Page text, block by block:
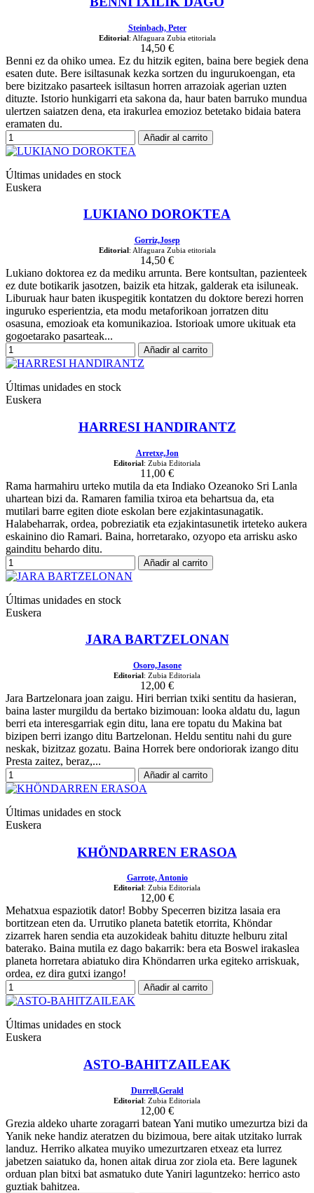
Steinbach, Peter
Editorial: Alfaguara Zubia etitoriala
14,50 €
Benni ez da ohiko umea. Ez du hitzik egiten, baina bere begiek dena
esaten dute. Bere isiltasunak kezka sortzen du ingurukoengan, eta
bere bizitzako pasarteek isiltasun horren arrazoiak agerian uzten
dituzte. Istorio hunkigarri eta sakona da, haur baten barruko mundua
ulertzen saiatzen dena, eta irakurlea emozioz betetako bidaia batera
eramaten du.
Añadir al carrito
Últimas unidades en stock
Euskera
LUKIANO DOROKTEA
Gorriz,Josep
Editorial: Alfaguara Zubia etitoriala
14,50 €
Lukiano doktorea ez da mediku arrunta. Bere kontsultan, pazienteek
ez dute botikarik jasotzen, baizik eta hitzak, galderak eta isiluneak.
Liburuak haur baten ikuspegitik kontatzen du doktore berezi horren
inguruko esperientzia, eta modu metaforikoan jorratzen ditu
osasuna, emozioak eta komunikazioa. Istorioak umore ukituak eta
gogoetarako pasarteak...
Añadir al carrito
Últimas unidades en stock
Euskera
HARRESI HANDIRANTZ
Arretxe,Jon
Editorial: Zubia Editoriala
11,00 €
Rama harmahiru urteko mutila da eta Indiako Ozeanoko Sri Lanla
uhartean bizi da. Ramaren familia txiroa eta behartsua da, eta
mutilari barre egiten diote eskolan bere ezjakintasunagatik.
Halabeharrak, ordea, pobreziatik eta ezjakintasunetik irteteko aukera
eskainino dio Ramari. Baina, horretarako, ozyopo eta arrisku asko
gainditu behardo ditu.
Añadir al carrito
Últimas unidades en stock
Euskera
JARA BARTZELONAN
Osoro,Jasone
Editorial: Zubia Editoriala
12,00 €
Jara Bartzelonara joan zaigu. Hiri berrian txiki sentitu da hasieran,
baina laster murgildu da bertako bizimouan: looka aldatu du, lagun
berri eta interesgarriak egin ditu, lana ere topatu du Makina bat
bizipen berri izango ditu Bartzelonan. Heldu sentitu nahi du gure
neskak, bizitzaz gozatu. Baina Horrek bere ondoriorak izango ditu
Presta zaitez, beraz,...
Añadir al carrito
Últimas unidades en stock
Euskera
KHÖNDARREN ERASOA
Garrote, Antonio
Editorial: Zubia Editoriala
12,00 €
Mehatxua espaziotik dator! Bobby Specerren bizitza lasaia era
bortitzean eten da. Urrutiko planeta batetik etorrita, Khöndar
zizarrek haren sendia eta auzokideak bahitu dituzte helburu zital
baterako. Baina mutila ez dago bakarrik: bera eta Boswel irakaslea
planeta horretara abiatuko dira Khöndarren urka egiteko arriskuak,
ordea, ez dira gutxi izango!
Añadir al carrito
Últimas unidades en stock
Euskera
ASTO-BAHITZAILEAK
Durrell,Gerald
Editorial: Zubia Editoriala
12,00 €
Grezia aldeko uharte zoragarri batean Yani mutiko umezurtza bizi da
Yanik neke handiz ateratzen du bizimoua, bere aitak utzitako lurrak
landuz. Herriko alkatea muyiko umezurtzaren etxeaz eta lurrez
jabetzen saiatuko da, honen aitak dirua zor ziola eta. Bere lagunek
orduan plan bitxi bat asmatuko dute Yaniri laguntzeko: herrico asto
guztiak bahitzea.